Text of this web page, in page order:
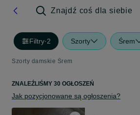
Znajdź coś dla siebie
Filtry·2 Szorty Śrem
Szorty damskie Śrem
ZNALEŹLIŚMY 30 OGŁOSZEŃ
Jak pozycjonowane są ogłoszenia?